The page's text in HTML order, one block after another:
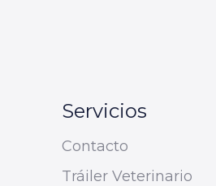
Servicios
Contacto
Tráiler Veterinario